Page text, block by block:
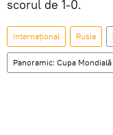
scorul de 1-0.
Internaţional Rusia
Panoramic: Cupa